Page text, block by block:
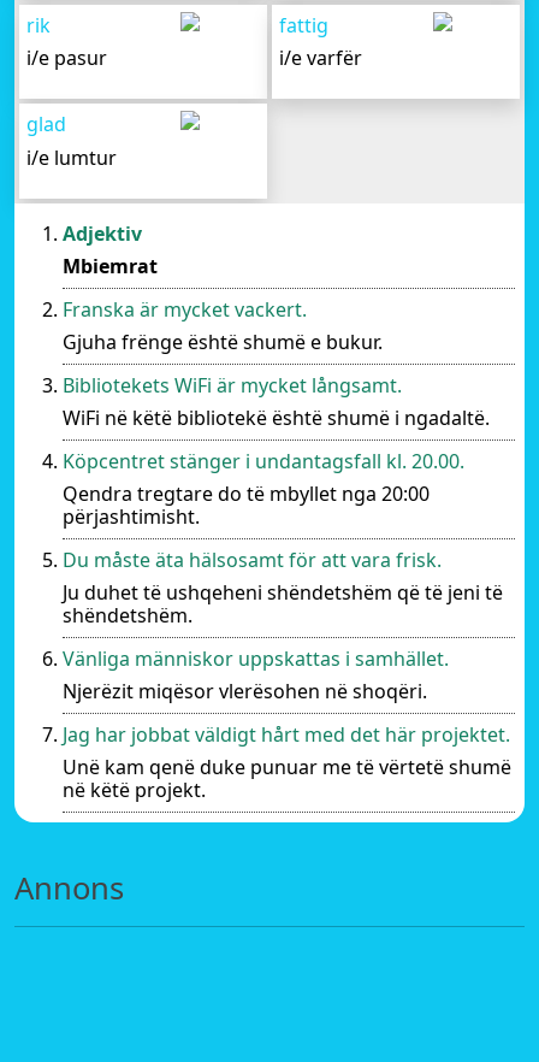
rik
i/e pasur
fattig
i/e varfër
glad
i/e lumtur
Adjektiv
Mbiemrat
Franska är mycket vackert.
Gjuha frënge është shumë e bukur.
Bibliotekets WiFi är mycket långsamt.
WiFi në këtë bibliotekë është shumë i ngadaltë.
Köpcentret stänger i undantagsfall kl. 20.00.
Qendra tregtare do të mbyllet nga 20:00
përjashtimisht.
Du måste äta hälsosamt för att vara frisk.
Ju duhet të ushqeheni shëndetshëm që të jeni të
shëndetshëm.
Vänliga människor uppskattas i samhället.
Njerëzit miqësor vlerësohen në shoqëri.
Jag har jobbat väldigt hårt med det här projektet.
Unë kam qenë duke punuar me të vërtetë shumë
në këtë projekt.
Annons